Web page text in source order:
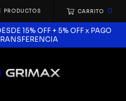
PRODUCTOS CARRITO 0
15% OFF + 5% OFF x PAGO